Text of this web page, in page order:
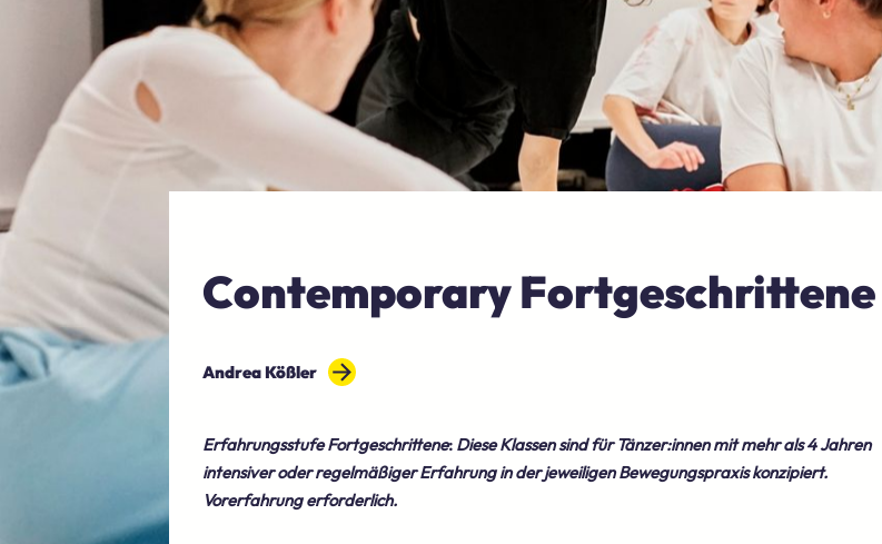
Contemporary Fortgeschrittene
Andrea Kößler
Erfahrungsstufe Fortgeschrittene: Diese Klassen sind für Tänzer:innen mit mehr als 4 Jahren
intensiver oder regelmäßiger Erfahrung in der jeweiligen Bewegungspraxis konzipiert.
Vorerfahrung erforderlich.